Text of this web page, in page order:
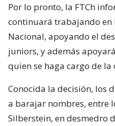
Por lo pronto, la FTCh
continuará trabajando en
Nacional, apoyando el
juniors, y además
quien se haga cargo de
Conocida la decisión, los
a barajar nombres, entre
Silberstein, en desmedro